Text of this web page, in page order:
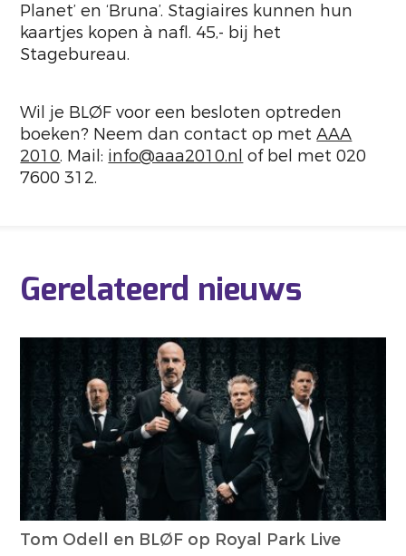
Planet’ en ‘Bruna’. Stagiaires kunnen hun
kaartjes kopen à nafl. 45,- bij het
Stagebureau.
Wil je BLØF voor een besloten optreden
boeken? Neem dan contact op metAAA
2010. Mail: info@aaa2010.nl of bel met 020
7600 312.
Gerelateerd nieuws
Tom Odell en BLØF op Royal Park Live